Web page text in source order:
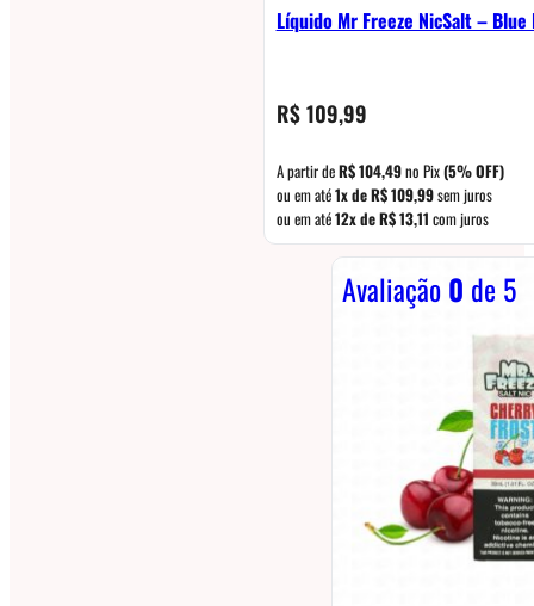
Líquido Mr Freeze NicSalt –
R$109,99
A partir deR$104,49no Pix(5% OFF)
ou em até1x deR$109,99sem juros
ou em até12x deR$13,11 com juros
Avaliação0 de 5